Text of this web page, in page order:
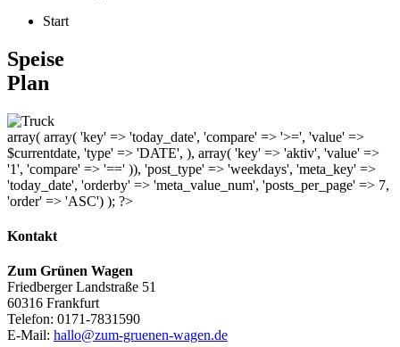
Start
Speise
Plan
array( array( 'key' => 'today_date', 'compare' => '>=', 'value' =>
$currentdate, 'type' => 'DATE', ), array( 'key' => 'aktiv', 'value' =>
'1', 'compare' => '==' )), 'post_type' => 'weekdays', 'meta_key' =>
'today_date', 'orderby' => 'meta_value_num', 'posts_per_page' => 7,
'order' => 'ASC') ); ?>
Kontakt
Zum Grünen Wagen
Friedberger Landstraße 51
60316 Frankfurt
Telefon: 0171-7831590
E-Mail: hallo@zum-gruenen-wagen.de